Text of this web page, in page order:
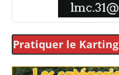
Pratiquer le Karting